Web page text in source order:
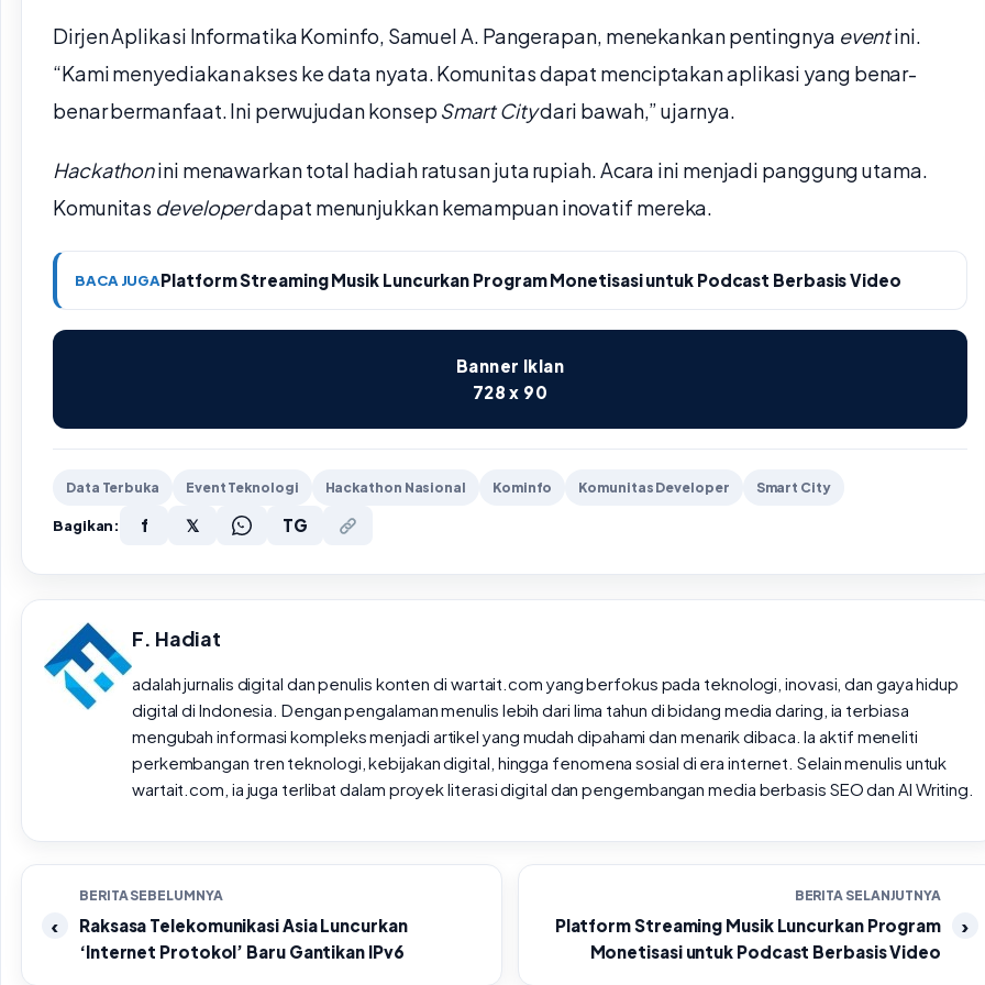
Dirjen Aplikasi Informatika Kominfo, Samuel A. Pangerapan, menekankan pentingnya eventini.
“Kami menyediakan akses ke data nyata. Komunitas dapat menciptakan aplikasi yang benar-
benar bermanfaat. Ini perwujudan konsep Smart Citydari bawah,” ujarnya.
Hackathonini menawarkan total hadiah ratusan juta rupiah. Acara ini menjadi panggung utama.
Komunitas developerdapat menunjukkan kemampuan inovatif mereka.
BACA JUGAPlatform Streaming Musik Luncurkan Program Monetisasi untuk Podcast Berbasis Video
Banner Iklan
728 x 90
Data Terbuka Event Teknologi Hackathon Nasional Kominfo Komunitas Developer Smart City
Bagikan: f 𝕏 TG
F. Hadiat
adalah jurnalis digital dan penulis konten di wartait.com yang berfokus pada teknologi, inovasi, dan gaya hidup
digital di Indonesia. Dengan pengalaman menulis lebih dari lima tahun di bidang media daring, ia terbiasa
mengubah informasi kompleks menjadi artikel yang mudah dipahami dan menarik dibaca. Ia aktif meneliti
perkembangan tren teknologi, kebijakan digital, hingga fenomena sosial di era internet. Selain menulis untuk
wartait.com, ia juga terlibat dalam proyek literasi digital dan pengembangan media berbasis SEO dan AI Writing.
BERITA SEBELUMNYA
Raksasa Telekomunikasi Asia Luncurkan
‘Internet Protokol’ Baru Gantikan IPv6
BERITA SELANJUTNYA
Platform Streaming Musik Luncurkan Program
Monetisasi untuk Podcast Berbasis Video